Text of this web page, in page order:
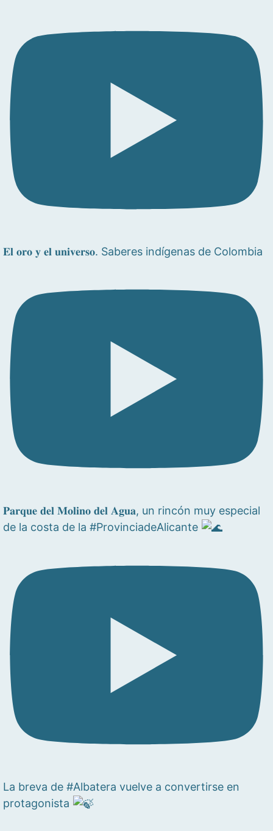
𝐄𝐥 𝐨𝐫𝐨 𝐲 𝐞𝐥 𝐮𝐧𝐢𝐯𝐞𝐫𝐬𝐨. Saberes indígenas de Colombia
𝐏𝐚𝐫𝐪𝐮𝐞 𝐝𝐞𝐥 𝐌𝐨𝐥𝐢𝐧𝐨 𝐝𝐞𝐥 𝐀𝐠𝐮𝐚, un rincón muy especial
de la costa de la #ProvinciadeAlicante
La breva de #Albatera vuelve a convertirse en
protagonista